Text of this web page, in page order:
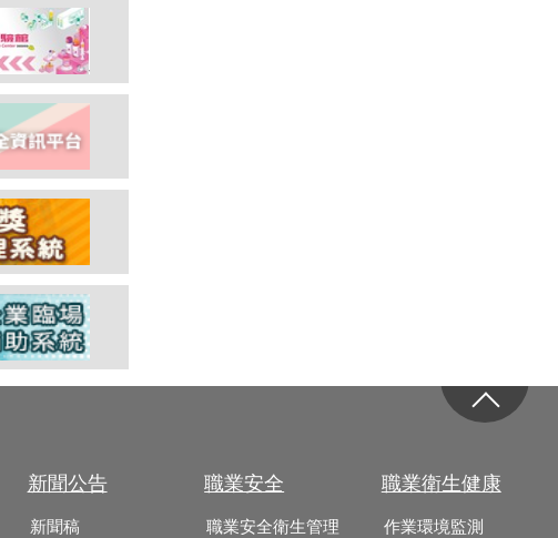
新聞公告
新聞稿
職業安全
職業安全衛生管理
職業衛生健康
作業環境監測